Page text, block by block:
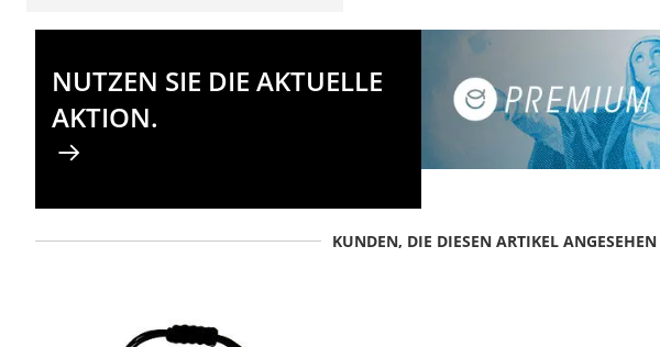
NUTZEN SIE DIE AKTUELLE
AKTION.
KUNDEN, DIE DIESEN ARTIKEL